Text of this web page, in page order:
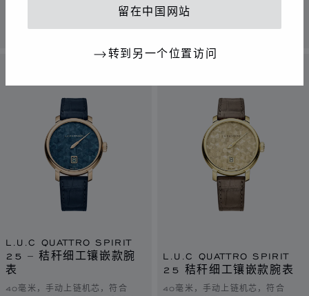
留在中国网站
转到另一个位置访问
联系我们 联系我们
L.U.C QUATTRO SPIRIT
25 – 秸秆细工镶嵌款腕
表
40毫米，手动上链机芯，符合
L.U.C QUATTRO SPIRIT
25 秸秆细工镶嵌款腕表
40毫米，手动上链机芯，符合